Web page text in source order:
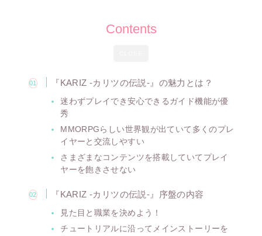
Contents
『KARIZ -カリツの伝説-』の魅力とは？
迷わずプレイでき安心できるガイド機能が優
秀
MMORPGらしい世界観が出ていて多くのプレ
イヤーと交流しやすい
さまざまなコンテンツを搭載していてプレイ
ヤーを飽きさせない
『KARIZ -カリツの伝説-』序盤の内容
見た目と職業を決めよう！
チュートリアルに沿ってメインストーリーを